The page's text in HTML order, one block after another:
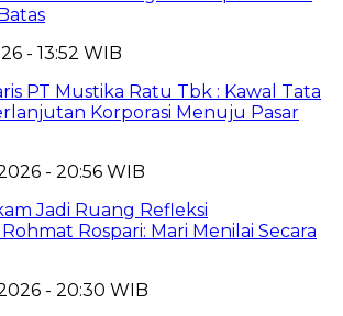
- 13:52 WIB
PT Mustika Ratu Tbk : Kawal Tata
Korporasi Menuju Pasar
- 20:56 WIB
Jadi Ruang Refleksi
Rospari: Mari Menilai Secara
- 20:30 WIB